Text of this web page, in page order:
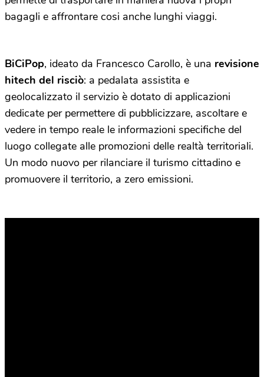
bagagli e affrontare cosi anche lunghi viaggi.
BiCiPop, ideato da Francesco Carollo, è una revisione
hitech del risciò: a pedalata assistita e
geolocalizzato il servizio è dotato di applicazioni
dedicate per permettere di pubblicizzare, ascoltare e
vedere in tempo reale le informazioni specifiche del
luogo collegate alle promozioni delle realtà territoriali.
Un modo nuovo per rilanciare il turismo cittadino e
promuovere il territorio, a zero emissioni.